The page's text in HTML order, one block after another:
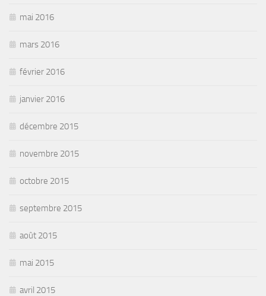
mai 2016
mars 2016
février 2016
janvier 2016
décembre 2015
novembre 2015
octobre 2015
septembre 2015
août 2015
mai 2015
avril 2015